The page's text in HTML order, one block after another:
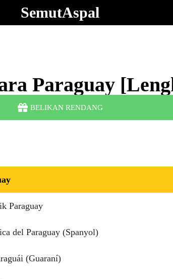
SemutAspal
Paraguay
BELIKAN RENDANG
Paraguay
del Paraguay (Spanyol)
(Guaraní)